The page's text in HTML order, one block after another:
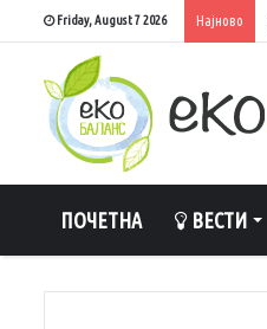
Friday, August 7 2026 Најново
ПОЧЕТНА ВЕСТИ